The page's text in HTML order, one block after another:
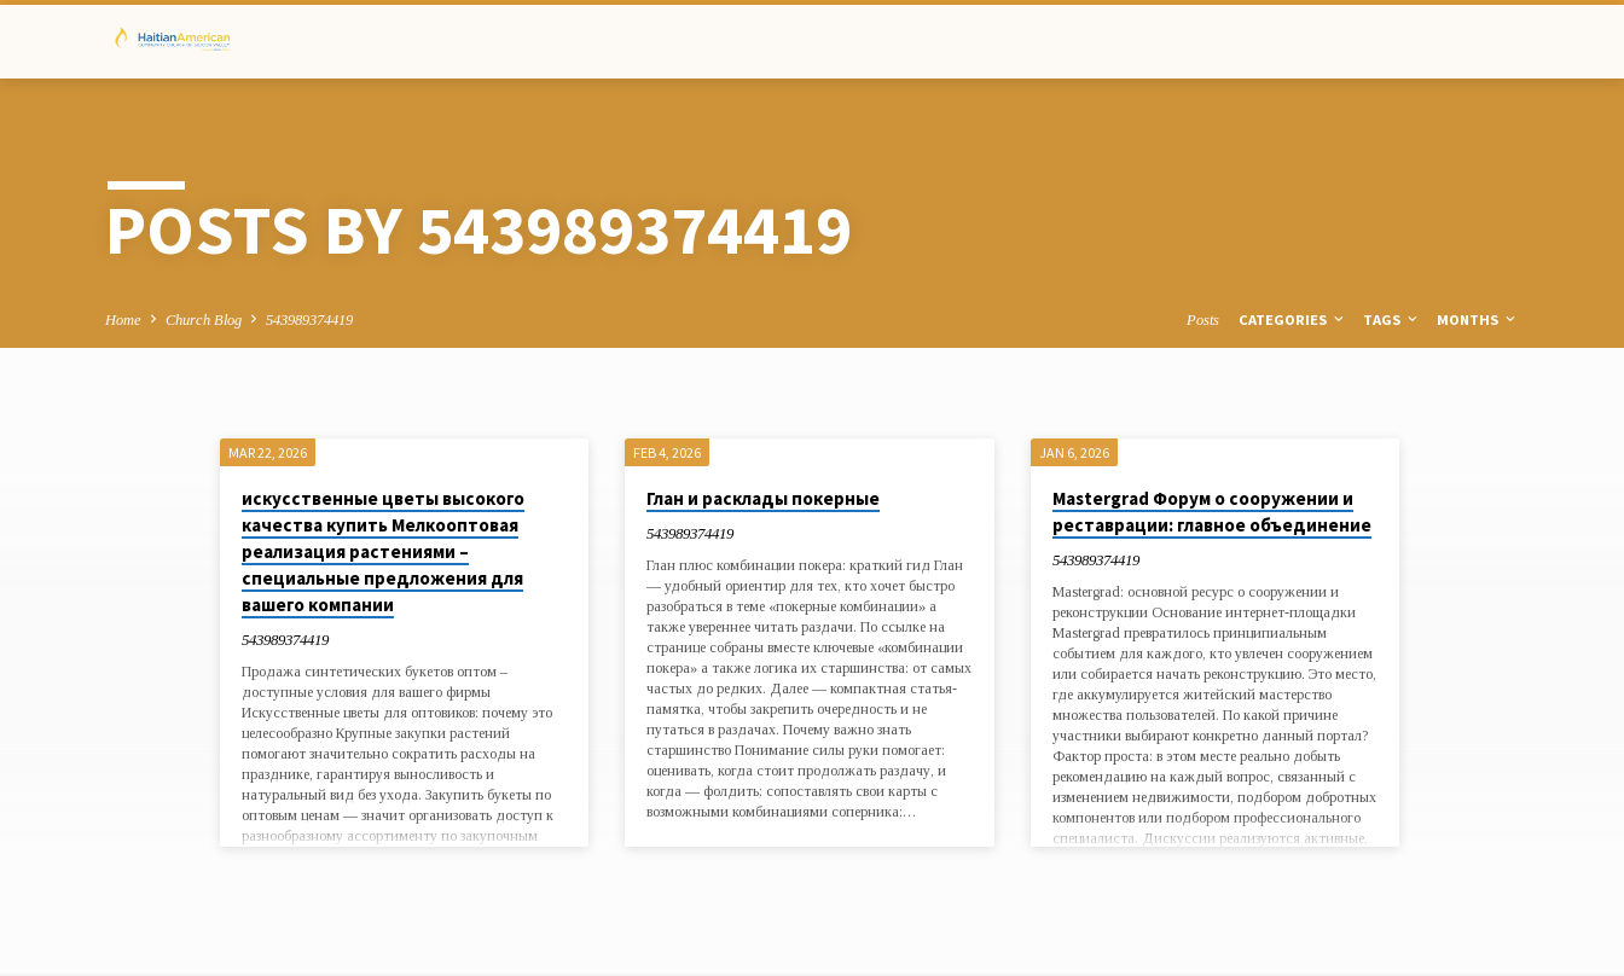
POSTS BY 543989374419
Home Church Blog 543989374419 Posts CATEGORIES TAGS MONTHS
POSTS
543989374419
MAR 22, 2026
искусственные цветы высокого
качества купить Мелкооптовая
реализация растениями –
специальные предложения для
вашего компании
543989374419
Продажа синтетических букетов оптом –
доступные условия для вашего фирмы
Искусственные цветы для оптовиков: почему это
целесообразно Крупные закупки растений
помогают значительно сократить расходы на
празднике, гарантируя выносливость и
натуральный вид без ухода. Закупить букеты по
оптовым ценам — значит организовать доступ к
разнообразному ассортименту по закупочным
FEB 4, 2026
Глан и расклады покерные
543989374419
Глан плюс комбинации покера: краткий гид Глан
— удобный ориентир для тех, кто хочет быстро
разобраться в теме «покерные комбинации» а
также увереннее читать раздачи. По ссылке на
странице собраны вместе ключевые «комбинации
покера» а также логика их старшинства: от самых
частых до редких. Далее — компактная статья-
памятка, чтобы закрепить очередность и не
путаться в раздачах. Почему важно знать
старшинство Понимание силы руки помогает:
оценивать, когда стоит продолжать раздачу, и
когда — фолдить; сопоставлять свои карты с
возможными комбинациями соперника;…
JAN 6, 2026
Mastergrad Форум о сооружении и
реставрации: главное объединение
543989374419
Mastergrad: основной ресурс о сооружении и
реконструкции Основание интернет-площадки
Mastergrad превратилось принципиальным
событием для каждого, кто увлечен сооружением
или собирается начать реконструкцию. Это место,
где аккумулируется житейский мастерство
множества пользователей. По какой причине
участники выбирают конкретно данный портал?
Фактор проста: в этом месте реально добыть
рекомендацию на каждый вопрос, связанный с
изменением недвижимости, подбором добротных
компонентов или подбором профессионального
специалиста. Дискуссии реализуются активные,